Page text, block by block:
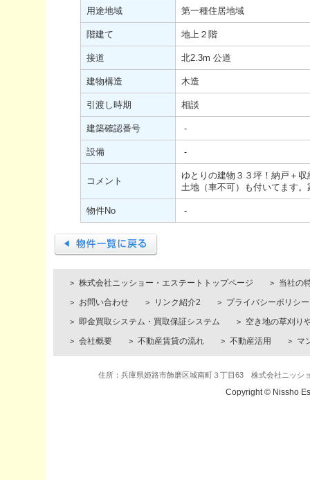
用途地域 第一種住居地域
階建て 地上２階
接道 北2.3m 公道
建物構造 木造
引渡し時期 相談
建築確認番号 -
設備 -
コメント
ゆとりの建物３３坪！納戸＋
土地（車不可）も付いてます
物件No -
株式会社ニッショー・エステートトップページ
当社の
お問い合わせ
リンク紹介2
プライバシーポリシー
即金買取システム・買取保証システム
空き地の草刈り
会社概要
不動産賃貸の流れ 不動産活用 マ
住所：兵庫県姫路市飾磨区城南町３丁目63 株式会社ニッ
Copyright © Nissho